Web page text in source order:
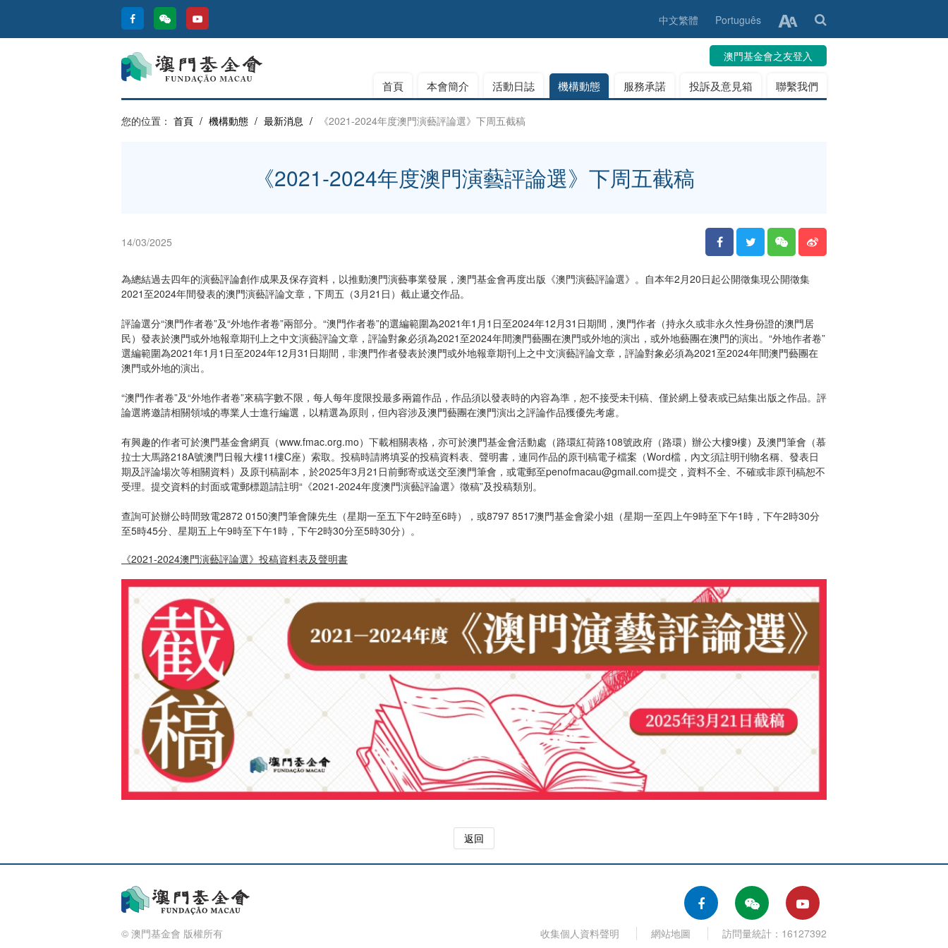
中文繁體 Português
澳門基金會之友登入
首頁 本會簡介 活動日誌 機構動態 服務承諾 投訴及意見箱 聯繫我們
您的位置： 首頁 / 機構動態 / 最新消息 / 《2021-2024年度澳門演藝評論選》下周五截稿
《2021-2024年度澳門演藝評論選》下周五截稿
14/03/2025
為總結過去四年的演藝評論創作成果及保存資料，以推動澳門演藝事業發展，澳門基金會再度出版《澳門演藝評論選》。自本年2月20日起公開徵集現公開徵集
2021至2024年間發表的澳門演藝評論文章，下周五（3月21日）截止遞交作品。
評論選分“澳門作者卷”及“外地作者卷”兩部分。“澳門作者卷”的選編範圍為2021年1月1日至2024年12月31日期間，澳門作者（持永久或非永久性身份證的澳門居
民）發表於澳門或外地報章期刊上之中文演藝評論文章，評論對象必須為2021至2024年間澳門藝團在澳門或外地的演出，或外地藝團在澳門的演出。“外地作者卷”
選編範圍為2021年1月1日至2024年12月31日期間，非澳門作者發表於澳門或外地報章期刊上之中文演藝評論文章，評論對象必須為2021至2024年間澳門藝團在
澳門或外地的演出。
“澳門作者卷”及“外地作者卷”來稿字數不限，每人每年度限投最多兩篇作品，作品須以發表時的內容為準，恕不接受未刊稿、僅於網上發表或已結集出版之作品。評
論選將邀請相關領域的專業人士進行編選，以精選為原則，但內容涉及澳門藝團在澳門演出之評論作品獲優先考慮。
有興趣的作者可於澳門基金會網頁（www.fmac.org.mo）下載相關表格，亦可於澳門基金會活動處（路環紅荷路108號政府（路環）辦公大樓9樓）及澳門筆會（慕
拉士大馬路218A號澳門日報大樓11樓C座）索取。投稿時請將填妥的投稿資料表、聲明書，連同作品的原刊稿電子檔案（Word檔，內文須註明刊物名稱、發表日
期及評論場次等相關資料）及原刊稿副本，於2025年3月21日前郵寄或送交至澳門筆會，或電郵至penofmacau@gmail.com提交，資料不全、不確或非原刊稿恕不
受理。提交資料的封面或電郵標題請註明“《2021-2024年度澳門演藝評論選》徵稿”及投稿類別。
查詢可於辦公時間致電2872 0150澳門筆會陳先生（星期一至五下午2時至6時），或8797 8517澳門基金會梁小姐（星期一至四上午9時至下午1時，下午2時30分
至5時45分、星期五上午9時至下午1時，下午2時30分至5時30分）。
《2021-2024澳門演藝評論選》投稿資料表及聲明書
返回
© 澳門基金會 版權所有 收集個人資料聲明 網站地圖 訪問量統計：16127392